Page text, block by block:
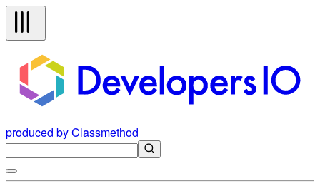
produced by Classmethod